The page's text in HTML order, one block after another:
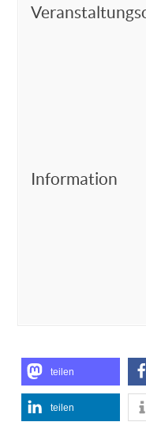
Information
teilen
teilen